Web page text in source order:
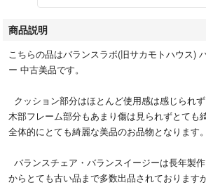
商品説明
こちらの品はバランスラボ(旧サカモトハウス)
ー 中古美品です。
クッション部分はほとんど使用感は感じられず
木部フレーム部分もあまり傷は見られずとても
全体的にとても綺麗な美品のお品物となります。
バランスチェア・バランスイージーは長年製
からとても古い品まで多数出品されております